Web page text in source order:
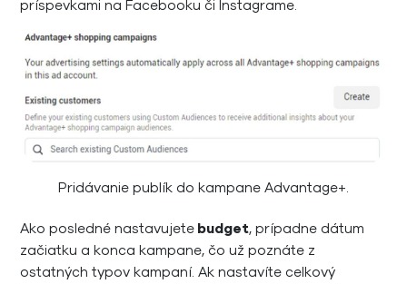
príspevkami na Facebooku či Instagrame.
Pridávanie publík do kampane Advantage+.
Ako posledné nastavujete budget, prípadne dátum
začiatku a konca kampane, čo už poznáte z
ostatných typov kampaní. Ak nastavíte celkový